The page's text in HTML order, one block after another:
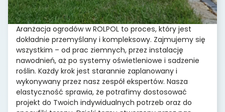
Aranżacja ogrodów w ROLPOL to proces, który jest
dokładnie przemyślany i kompleksowy. Zajmujemy się
wszystkim – od prac ziemnych, przez instalację
nawodnień, aż po systemy oświetleniowe i sadzenie
roślin. Każdy krok jest starannie zaplanowany i
wykonywany przez nasz zespół ekspertów. Nasza
elastyczność sprawia, że potrafimy dostosować
projekt do Twoich indywidualnych potrzeb oraz do